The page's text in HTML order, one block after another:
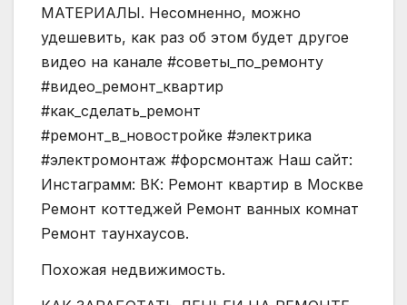
МАТЕРИАЛЫ. Несомненно, можно
удешевить, как раз об этом будет другое
видео на канале #советы_по_ремонту
#видео_ремонт_квартир
#как_сделать_ремонт
#ремонт_в_новостройке #электрика
#электромонтаж #форсмонтаж Наш сайт:
Инстаграмм: ВК: Ремонт квартир в Москве
Ремонт коттеджей Ремонт ванных комнат
Ремонт таунхаусов.
Похожая недвижимость.